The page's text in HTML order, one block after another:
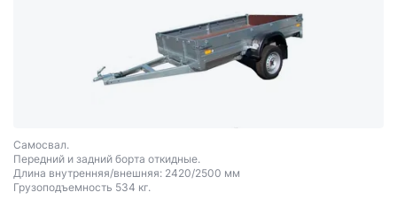
Самосвал.
Передний и задний борта откидные.
Длина внутренняя/внешняя: 2420/2500 мм
Грузоподъемность 534 кг.